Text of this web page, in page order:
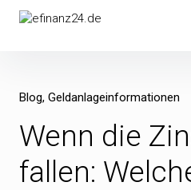
Inhalte
überspringen
efinanz24.de
Blog Geldanlageinformationen
Wenn die
fallen: